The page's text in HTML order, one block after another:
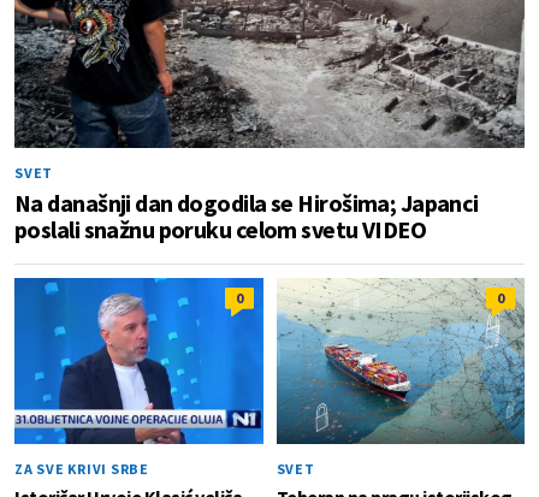
SVET
Na današnji dan dogodila se Hirošima; Japanci
poslali snažnu poruku celom svetu VIDEO
0
ZA SVE KRIVI SRBE
0
SVET